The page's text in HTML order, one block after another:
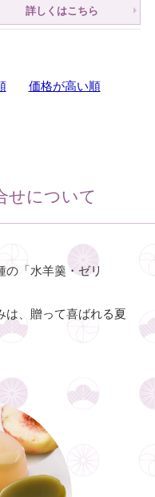
詳しくはこちら
価格が高い順
せについて
の「水羊羹・ゼリ
は、贈って喜ばれる夏